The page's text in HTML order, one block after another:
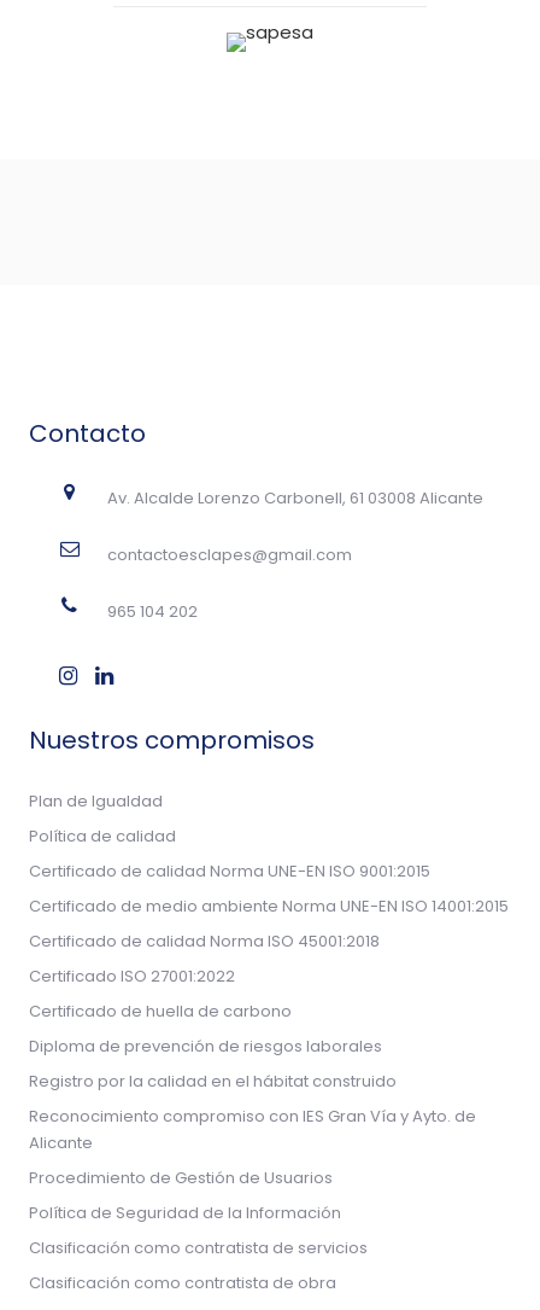
Contacto
Av. Alcalde Lorenzo Carbonell, 61 03008 Alicante
contactoesclapes@gmail.com
965 104 202
Nuestros compromisos
Plan de Igualdad
Política de calidad
Certificado de calidad Norma UNE-EN ISO 9001:2015
Certificado de medio ambiente Norma UNE-EN ISO 14001:2015
Certificado de calidad Norma ISO 45001:2018
Certificado ISO 27001:2022
Certificado de huella de carbono
Diploma de prevención de riesgos laborales
Registro por la calidad en el hábitat construido
Reconocimiento compromiso con IES Gran Vía y Ayto. de
Alicante
Procedimiento de Gestión de Usuarios
Política de Seguridad de la Información
Clasificación como contratista de servicios
Clasificación como contratista de obra